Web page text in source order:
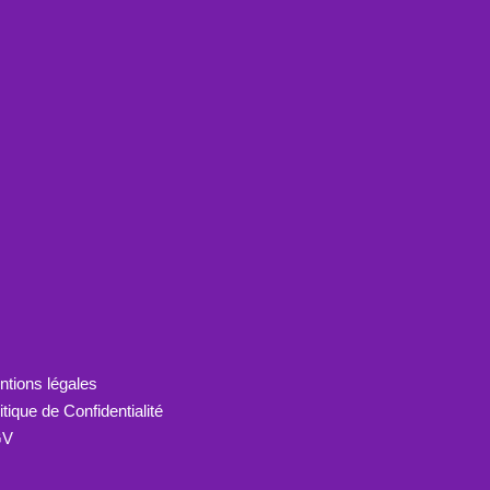
légales
de Confidentialité